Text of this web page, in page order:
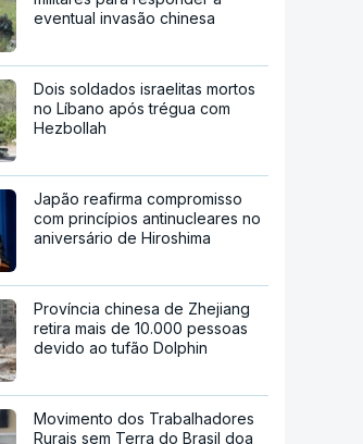
eventual invasão chinesa
Dois soldados israelitas mortos
no Líbano após trégua com
Hezbollah
Japão reafirma compromisso
com princípios antinucleares no
aniversário de Hiroshima
Província chinesa de Zhejiang
retira mais de 10.000 pessoas
devido ao tufão Dolphin
Movimento dos Trabalhadores
Rurais sem Terra do Brasil doa